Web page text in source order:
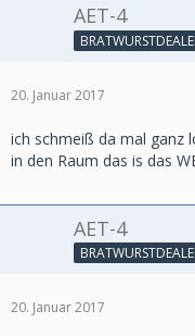
AET-4
20. Januar 2017
ich schmeiß da mal ganz
in den Raum das is das
AET-4
20. Januar 2017